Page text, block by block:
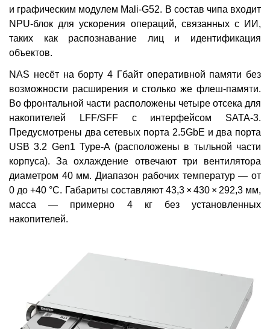
и графическим модулем Mali-G52. В состав чипа входит
NPU-блок для ускорения операций, связанных с ИИ,
таких как распознавание лиц и идентификация
объектов.
NAS несёт на борту 4 Гбайт оперативной памяти без
возможности расширения и столько же флеш-памяти.
Во фронтальной части расположены четыре отсека для
накопителей LFF/SFF с интерфейсом SATA-3.
Предусмотрены два сетевых порта 2.5GbE и два порта
USB 3.2 Gen1 Type-A (расположены в тыльной части
корпуса). За охлаждение отвечают три вентилятора
диаметром 40 мм. Диапазон рабочих температур — от
0 до +40 °C. Габариты составляют 43,3 × 430 × 292,3 мм,
масса — примерно 4 кг без установленных
накопителей.